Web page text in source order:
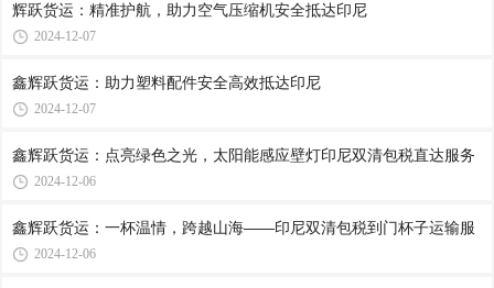
辉跃货运：精准护航，助力空气压缩机安全抵达印尼
2024-12-07
鑫辉跃货运：助力塑料配件安全高效抵达印尼
2024-12-07
鑫辉跃货运：点亮绿色之光，太阳能感应壁灯印尼双清包税直达服务
2024-12-06
鑫辉跃货运：一杯温情，跨越山海——印尼双清包税到门杯子运输服
2024-12-06